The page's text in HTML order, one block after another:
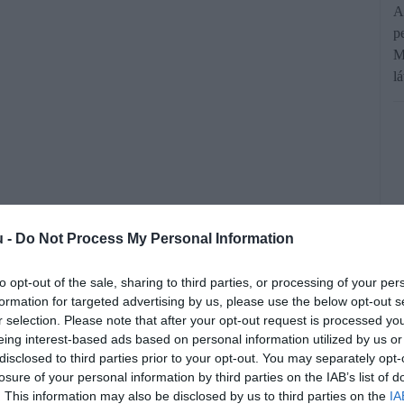
- Do Not Process My Personal Information
opt-out of the sale, sharing to third parties, or processing of your
for targeted advertising by us, please use the below opt-out
selection. Please note that after your opt-out request is processed
interest-based ads based on personal information utilized by us
to third parties prior to your opt-out. You may separately
of your personal information by third parties on the IAB’s list of
This information may also be disclosed by us to third parties on the
kivárása, sokkal inkább az, hogy
egy új matematikai modell, amely
jobban járunk, ha nem a
hajszoljuk.